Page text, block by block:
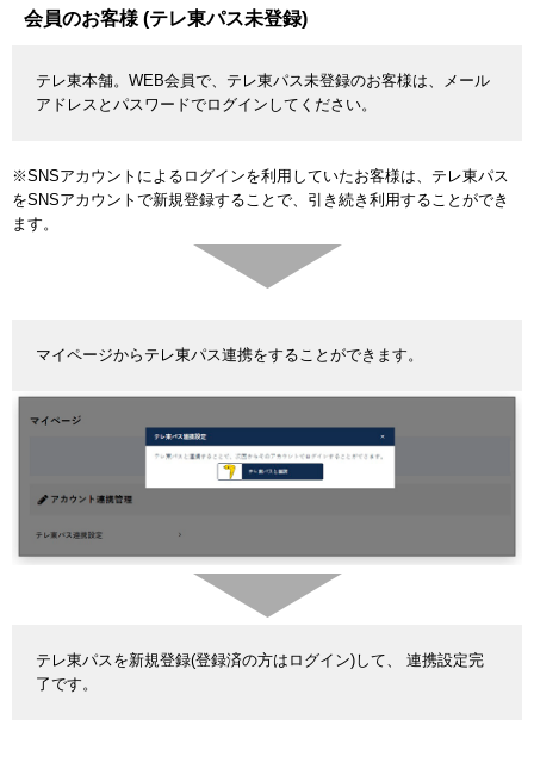
会員のお客様 (テレ東パス未登録)
テレ東本舗。WEB会員で、テレ東パス未登録のお客様は、メール
アドレスとパスワードでログインしてください。
※SNSアカウントによるログインを利用していたお客様は、テレ東パス
をSNSアカウントで新規登録することで、引き続き利用することができ
ます。
マイページからテレ東パス連携をすることができます。
テレ東パスを新規登録(登録済の方はログイン)して、 連携設定完
了です。